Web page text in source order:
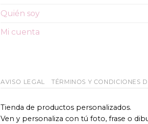
Quién soy
Mi cuenta
AVISO LEGAL TÉRMINOS Y CONDICIONES
Tienda de productos personalizados.
Ven y personaliza con tú foto, frase o